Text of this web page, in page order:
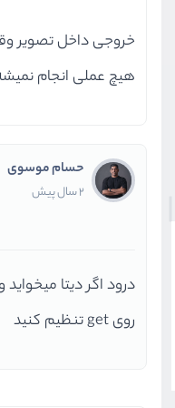
خروجی داخل تصویر
هیچ عملی انجام
حسام موسوی
2 سال پیش
روی get تنظیم کنید